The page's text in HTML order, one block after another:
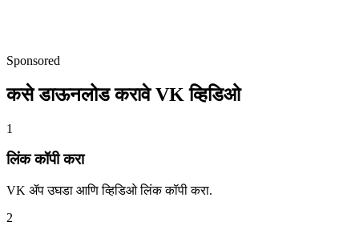
Sponsored
कसे डाऊनलोड करावे VK व्हिडिओ
1
लिंक कॉपी करा
VK ॲप उघडा आणि व्हिडिओ लिंक कॉपी करा.
2